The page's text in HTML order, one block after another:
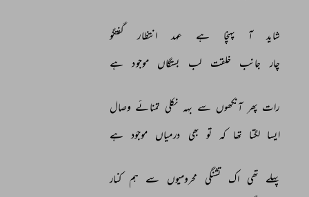
شاید آ پہنچا ہے عہد انتظار
گفتگو
چار
جانب خلقت لب بستگاں موجود ہے
رات پھر آنکھوں سے بہہ نکلی تمنائے وصال
ایسا لگتا تھا کہ تو بھی درمیاں موجود ہے
پہلے تھی اک تشنگی محرومیوں سے ہم کنار